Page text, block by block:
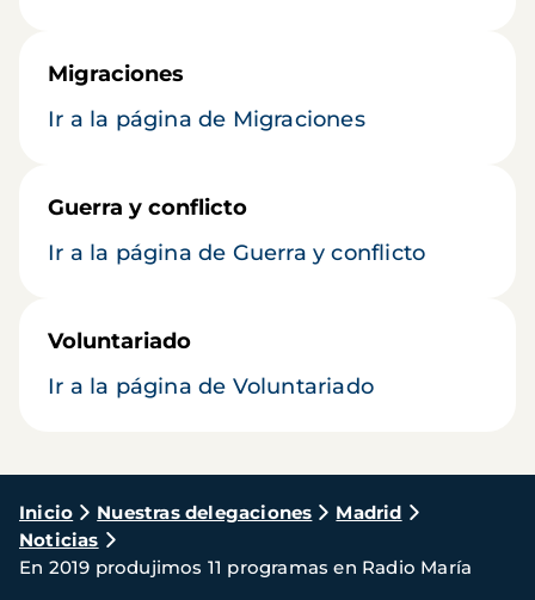
Migraciones
Ir a la página de Migraciones
Guerra y conflicto
Ir a la página de Guerra y conflicto
Voluntariado
Ir a la página de Voluntariado
Ruta
de
navegación
Inicio Nuestras delegaciones
Madrid
Noticias
En 2019 produjimos 11 programas en Radio María